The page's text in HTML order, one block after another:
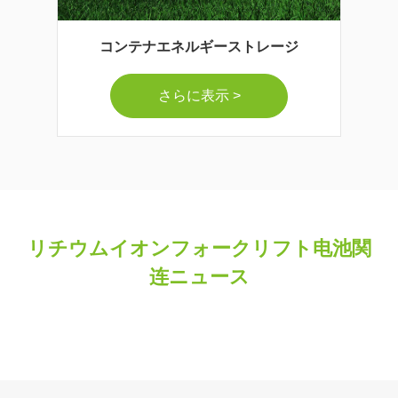
コンテナエネルギーストレージ
さらに表示 >
リチウムイオンフォークリフト电池関
连ニュース